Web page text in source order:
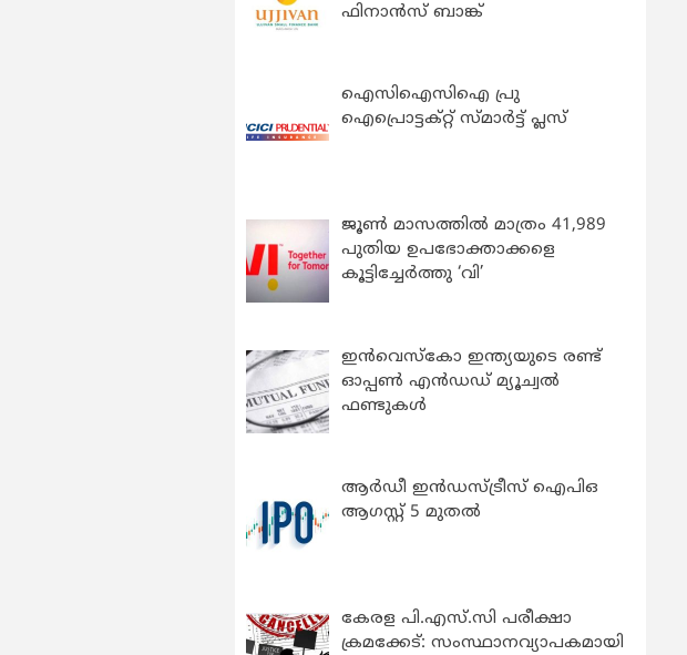
ഫിനാൻസ് ബാങ്ക്
ഐസിഐസിഐ പ്രു
ഐപ്രൊട്ടക്റ്റ് സ്മാർട്ട് പ്ലസ്
ജൂൺ മാസത്തിൽ മാത്രം 41,989
പുതിയ ഉപഭോക്താക്കളെ
കൂട്ടിച്ചേർത്തു ‘വി’
ഇന്‍വെസ്കോ ഇന്ത്യയുടെ രണ്ട്
ഓപ്പണ്‍ എന്‍ഡഡ് മ്യൂച്വല്‍
ഫണ്ടുകള്‍
ആർഡീ ഇൻഡസ്ട്രീസ് ഐപിഒ
ആഗസ്റ്റ് 5 മുതൽ
കേരള പി.എസ്.സി പരീക്ഷാ
ക്രമക്കേട്: സംസ്ഥാനവ്യാപകമായി